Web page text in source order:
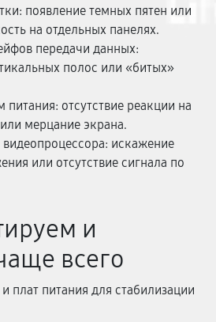
появление темных пятен или
на отдельных панелях.
передачи данных:
полос или «битых»
отсутствие реакции на
мерцание экрана.
искажение
или отсутствие сигнала по
и
всего
плат питания для стабилизации